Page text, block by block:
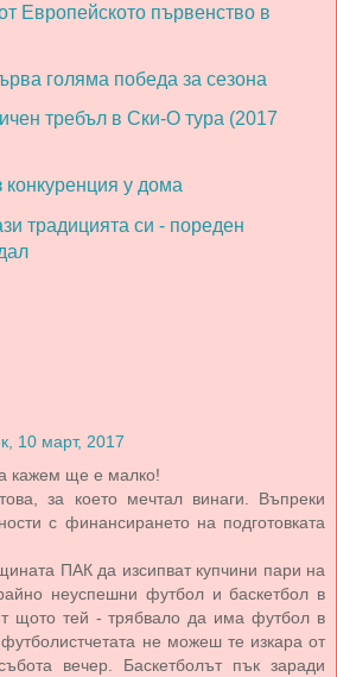
Европейското първенство в
голяма победа за сезона
требъл в Ски-О тура (2017
у дома
традицията си - пореден
10 март, 2017
кажем ще е малко!
за което мечтал винаги. Въпреки
с финансирането на подготовката
ПАК да изсипват купчини пари на
неуспешни футбол и баскетбол в
щото тей - трябвало да има футбол в
не можеш те изкара от
вечер. Баскетболът пък заради